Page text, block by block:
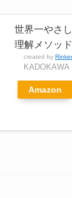
世界一やさ
理解メソッド
created by Rinker
KADOKAWA
Amazon